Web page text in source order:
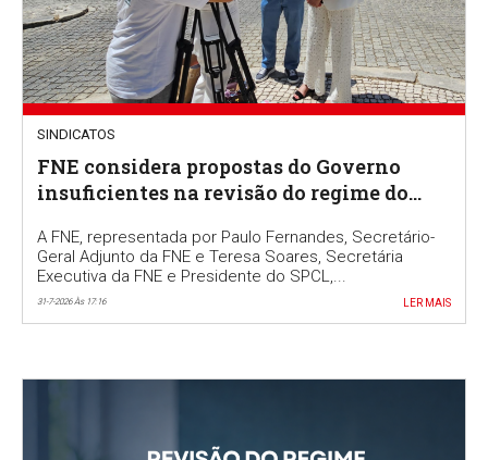
SINDICATOS
FNE considera propostas do Governo
insuficientes na revisão do regime do
A FNE, representada por Paulo Fernandes, Secretário-
Geral Adjunto da FNE e Teresa Soares, Secretária
Executiva da FNE e Presidente do SPCL,...
31-7-2026 Às 17:16 LER MAIS